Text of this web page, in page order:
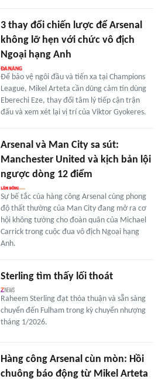
3 thay đổi chiến lược để Arsenal
không lỡ hẹn với chức vô địch
Ngoại hạng Anh
Để bảo vệ ngôi đầu và tiến xa tại Champions
League, Mikel Arteta cần dũng cảm tin dùng
Eberechi Eze, thay đổi tâm lý tiếp cận trận
đấu và xem xét lại vị trí của Viktor Gyokeres.
Arsenal và Man City sa sút:
Manchester United và kịch bản lội
ngược dòng 12 điểm
Sự bế tắc của hàng công Arsenal cùng phong
độ thất thường của Man City đang mở ra cơ
hội không tưởng cho đoàn quân của Michael
Carrick trong cuộc đua vô địch Ngoại hạng
Anh.
Sterling tìm thấy lối thoát
Raheem Sterling đạt thỏa thuận và sẵn sàng
chuyển đến Fulham trong kỳ chuyển nhượng
tháng 1/2026.
Hàng công Arsenal cùn mòn: Hồi
chuông báo động từ Mikel Arteta